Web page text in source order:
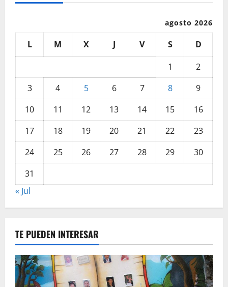
agosto 2026
L M X J V S
D
1
2
3
4 5 6 7 8
9
10
11 12 13 14 15
16
17
18 19 20 21 22
23
24
25 26 27 28 29
30
31
« Jul
TE PUEDEN INTERESAR